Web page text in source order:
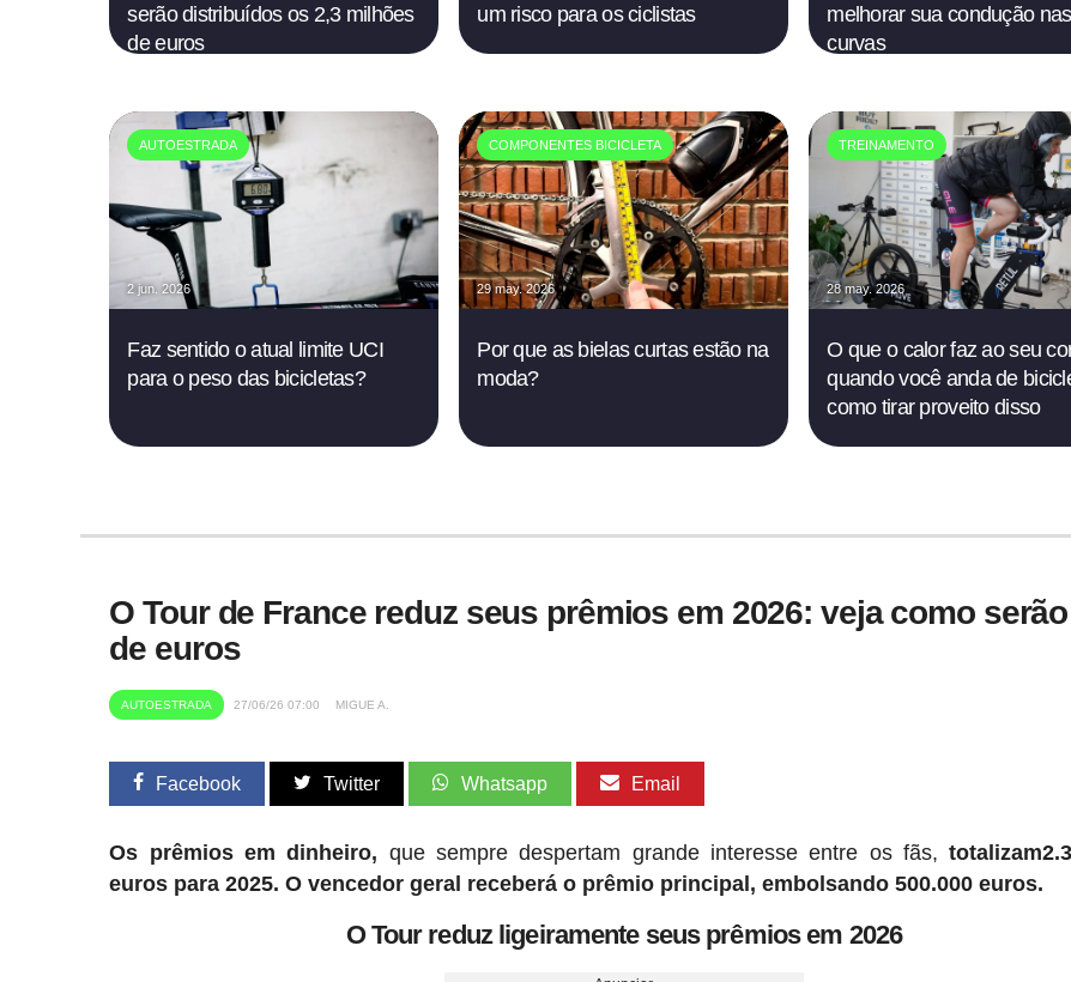
serão distribuídos os 2,3 milhões
de euros
um risco para os ciclistas
melhorar sua condução nas
curvas
AUTOESTRADA
2 jun. 2026
Faz sentido o atual limite UCI
para o peso das bicicletas?
COMPONENTES BICICLETA
29 may. 2026
Por que as bielas curtas estão na
moda?
TREINAMENTO
28 may. 2026
O que o calor faz ao seu
quando você anda de
como tirar proveito disso
O Tour de France reduz seus prêmios em 2026: veja como
de euros
AUTOESTRADA 27/06/26 07:00 MIGUE A.
Facebook Twitter Whatsapp Email
Os prêmios em dinheiro, que sempre despertam grande interesse entre os fãs,
euros para 2025. O vencedor geral receberá o prêmio principal, embolsando 500.000 euros.
O Tour reduz ligeiramente seus prêmios em 2026